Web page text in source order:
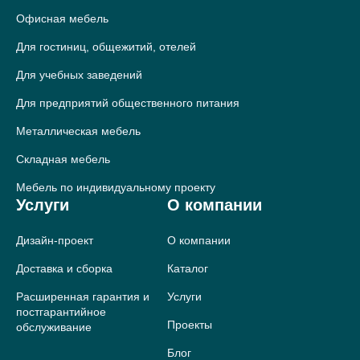
Услуги
Дизайн-проект
Доставка и сборка
Расширенная гарантия и
постгарантийное
обслуживание
Офисная мебель
Для гостиниц, общежитий, отелей
Для учебных заведений
Для предприятий общественного питания
Металлическая мебель
Складная мебель
Мебель по индивидуальному проекту
О компании
О компании
Каталог
Услуги
Проекты
Блог